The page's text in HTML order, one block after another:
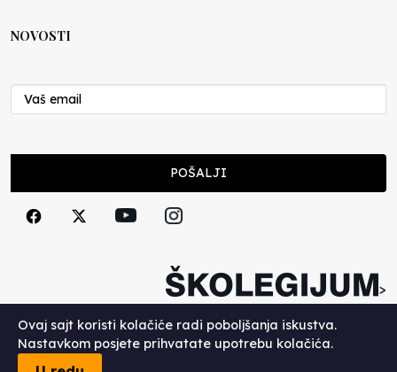
NOVOSTI
POŠALJI
>
Copyright (c) 2026. Školegijum.
Ovaj sajt koristi kolačiće radi poboljšanja iskustva.
Nastavkom posjete prihvatate upotrebu kolačića.